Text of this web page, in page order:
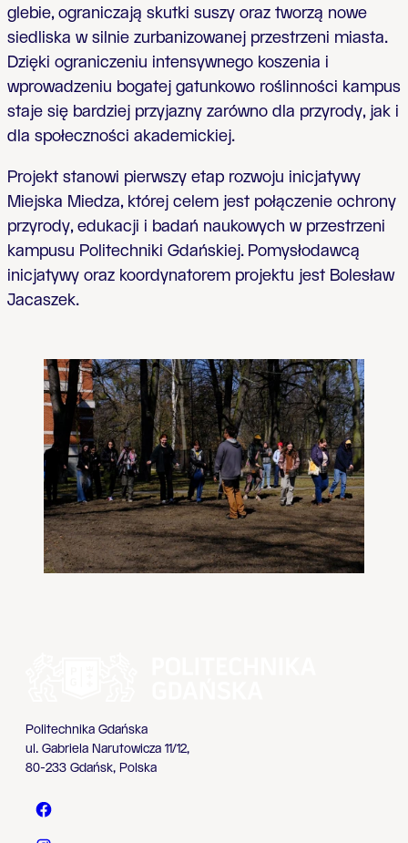
glebie, ograniczają skutki suszy oraz tworzą nowe
siedliska w silnie zurbanizowanej przestrzeni miasta.
Dzięki ograniczeniu intensywnego koszenia i
wprowadzeniu bogatej gatunkowo roślinności kampus
staje się bardziej przyjazny zarówno dla przyrody, jak i
dla społeczności akademickiej.
Projekt stanowi pierwszy etap rozwoju inicjatywy
Miejska Miedza, której celem jest połączenie ochrony
przyrody, edukacji i badań naukowych w przestrzeni
kampusu Politechniki Gdańskiej. Pomysłodawcą
inicjatywy oraz koordynatorem projektu jest Bolesław
Jacaszek.
Politechnika Gdańska
ul. Gabriela Narutowicza 11/12,
80-233 Gdańsk, Polska
Politechnika Gdańska - Facebook